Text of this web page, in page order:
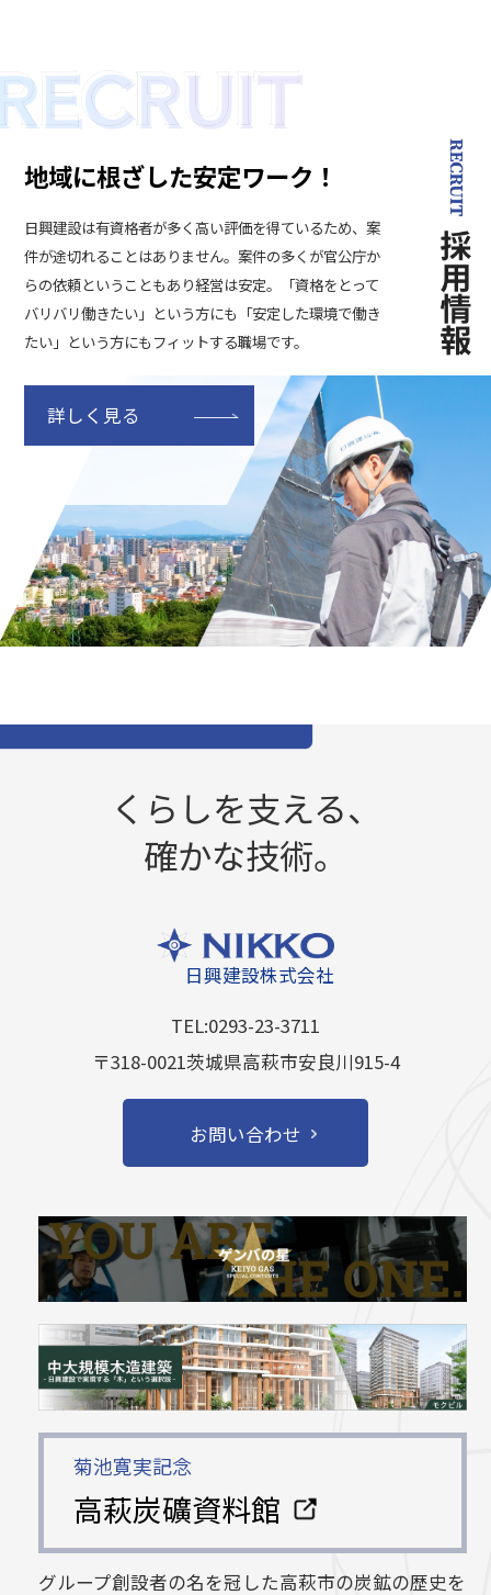
地域に根ざした安定ワーク！
日興建設は有資格者が多く高い評価を得ているため、案
件が途切れることはありません。案件の多くが官公庁か
らの依頼ということもあり経営は安定。「資格をとって
バリバリ働きたい」という方にも「安定した環境で働き
たい」という方にもフィットする職場です。
詳しく見る
くらしを支える、
確かな技術。
日興建設株式会社
TEL:0293-23-3711
〒318-0021茨城県高萩市安良川915-4
お問い合わせ
菊池寛実記念
高萩炭礦資料館
グループ創設者の名を冠した高萩市の炭鉱の歴史を